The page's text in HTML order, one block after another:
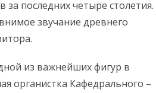
последних четыре столетия.
звучание древнего
из важнейших фигур в
органистка Кафедрального –